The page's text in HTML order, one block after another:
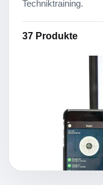
Techniktraining.
37 Produkte